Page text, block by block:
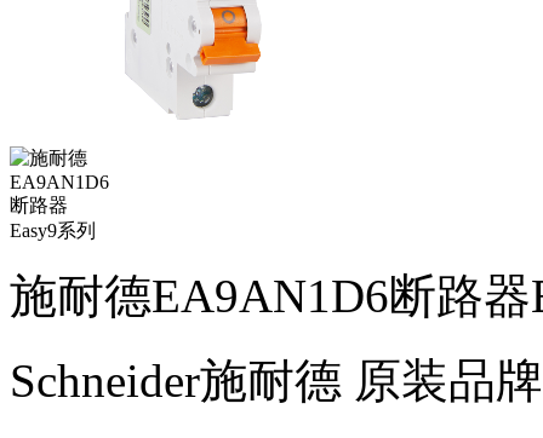
施耐德EA9AN1D6断路器
Schneider施耐德 原装品